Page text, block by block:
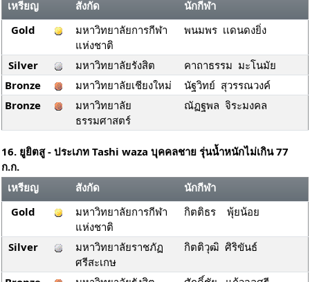
เหรียญ
สังกัด
นักกีฬา
Gold
มหาวิทยาลัยการกีฬา
แห่งชาติ
พนมพร เเดนดงยิ่ง
Silver มหาวิทยาลัยรังสิต
คาถาธรรม มะโนมัย
Bronze
มหาวิทยาลัยเชียงใหม่
นัฐวิทย์ สุวรรณวงค์
Bronze
มหาวิทยาลัย
ธรรมศาสตร์
ณัฏฐพล จิระมงคล
16. ยูยิตสู - ประเภท Tashi waza บุคคลชาย รุ่นน้ำหนักไม่เกิน 77
ก.ก.
เหรียญ
สังกัด
นักกีฬา
Gold
มหาวิทยาลัยการกีฬา
แห่งชาติ
กิตติธร พุ้ยน้อย
Silver
มหาวิทยาลัยราชภัฏ
ศรีสะเกษ
กิตติวุฒิ ศิริขันธ์